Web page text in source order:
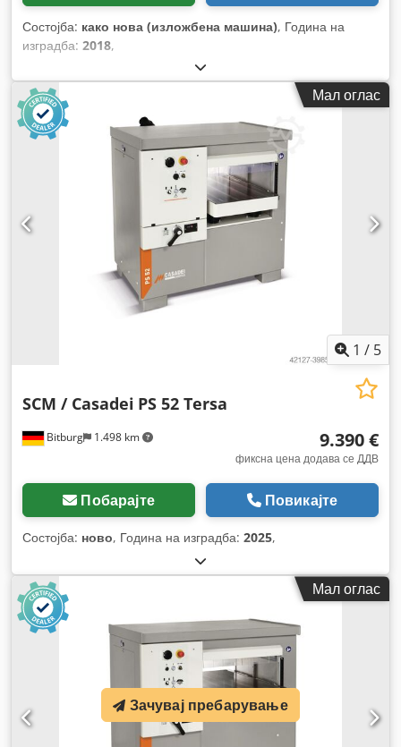
Состојба: како нова (изложбена машина), Година на
изградба: 2018,
Мал оглас
1 / 5
Bitburg 1.498 km
SCM / Casadei PS 52 Tersa
9.390 €
фиксна цена додава се ДДВ
Побарајте Повикајте
Состојба: ново, Година на изградба: 2025,
Мал оглас
Зачувај пребарување